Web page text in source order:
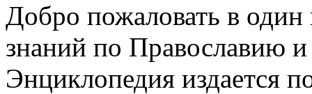
Добро пожаловать в
знаний по Православию
Энциклопедия издается